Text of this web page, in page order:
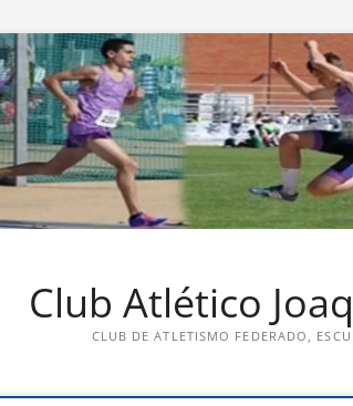
Club Atlético
CLUB DE ATLETISMO FEDERADO,